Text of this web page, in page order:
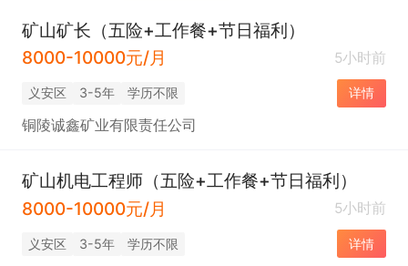
矿山矿长（五险+工作餐+节日福利）
8000-10000元/月
5小时前
义安区 3-5年 学历不限 详情
铜陵诚鑫矿业有限责任公司
矿山机电工程师（五险+工作餐+节日福利）
8000-10000元/月
5小时前
义安区 3-5年 学历不限 详情